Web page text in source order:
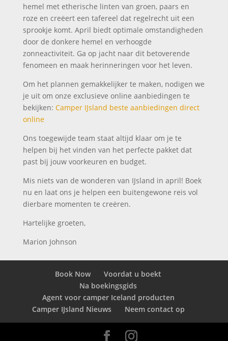
hemel met etherische linten van groen, paars en
roze en creëert een tafereel dat regelrecht uit een
sprookje komt. April biedt optimale omstandigheden
door de donkere hemel en verhoogde
zonneactiviteit. Ga op jacht naar dit betoverende
fenomeen en maak herinneringen voor het leven.
Om het plannen gemakkelijker te maken, nodigen we
je uit om onze exclusieve online aanbiedingen te
bekijken: Camper IJsland beste aanbiedingen direct
online
Ons toegewijde team staat altijd klaar om je te
helpen bij het vinden van het perfecte pakket dat
past bij jouw voorkeuren en budget.
Mis niets van de wonderen van IJsland in april! Boek
nu en laat ons je helpen een buitengewone reis vol
dierbare momenten te creëren.
Hartelijke groeten,
Marion Johnson
Book Now
Voordat u boekt
Na boekingsgids
Agent voor camper Iceland producten
Camper IJsland Nieuws
Neem contact op